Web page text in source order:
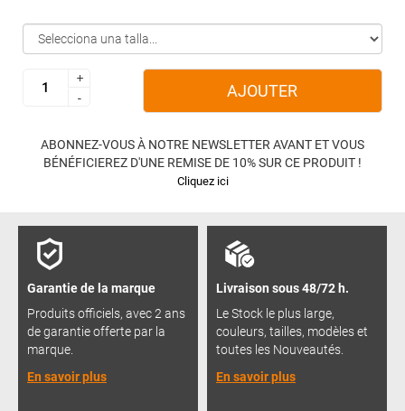
+
-
+
-
AJOUTER
ABONNEZ-VOUS À NOTRE NEWSLETTER AVANT ET VOUS
BÉNÉFICIEREZ D'UNE REMISE DE 10% SUR CE PRODUIT !
Cliquez ici
Garantie de la marque
Produits officiels, avec 2 ans
de garantie offerte par la
marque.
En savoir plus
Livraison sous 48/72 h.
Le Stock le plus large,
couleurs, tailles, modèles et
toutes les Nouveautés.
En savoir plus